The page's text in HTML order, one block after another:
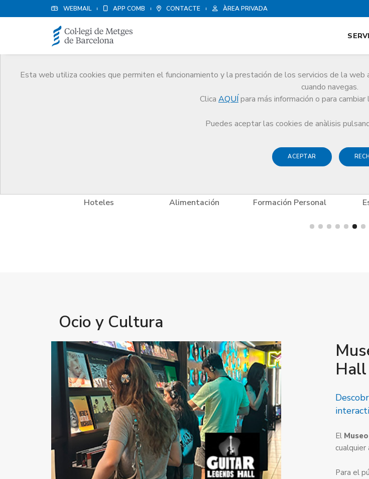
WEBMAIL APP COMB CONTACTE ÀREA PRIVADA
Esta web utiliza cookies que permiten el funcionamiento y la prestación de los servicios de la web
cuando navegas.
Clica AQUÍ para más información o para
Puedes aceptar las cookies de anàlisis
ACEPTAR
Avantatges i descomptes Ocio y Cultura Museo del Rock,
Hoteles Alimentación Formación Personal
Ocio y Cultura
Hall
El
cualquier
Para el